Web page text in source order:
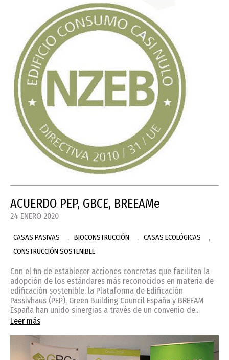
ACUERDO PEP, GBCE, BREEAMe
24 ENERO 2020
CASAS PASIVAS , BIOCONSTRUCCIÓN , CASAS ECOLÓGICAS ,
CONSTRUCCIÓN SOSTENIBLE
Con el fin de establecer acciones concretas que faciliten la
adopción de los estándares más reconocidos en materia de
edificación sostenible, la Plataforma de Edificación
Passivhaus (PEP), Green Building Council España y BREEAM
España han unido sinergias a través de un convenio de...
Leer más